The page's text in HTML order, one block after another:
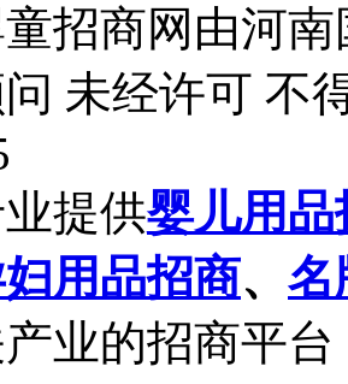
招商网由河
未经许可 不
提供婴儿用品
用品招商、 名
业的招商平台